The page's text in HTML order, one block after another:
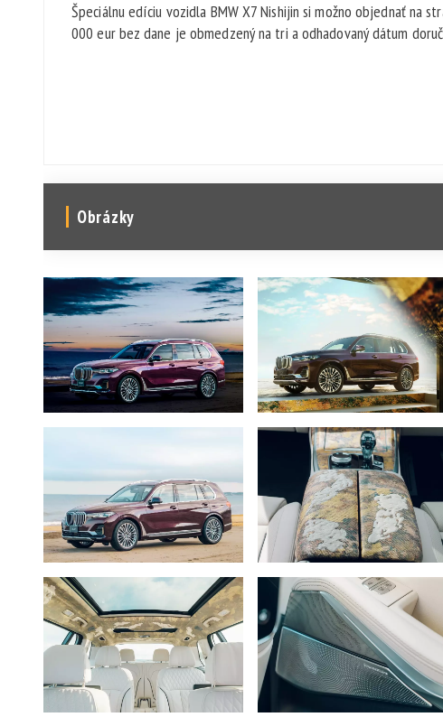
Špeciálnu edíciu vozidla BMW X7 Nishijin si možno objednať na
000 eur bez dane je obmedzený na tri a odhadovaný dátum
Obrázky